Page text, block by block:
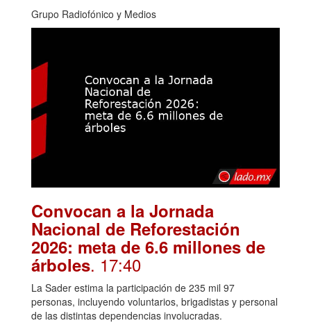
Grupo Radiofónico y Medios
Convocan a la Jornada
Nacional de Reforestación
2026: meta de 6.6 millones de
árboles. 17:40
La Sader estima la participación de 235 mil 97
personas, incluyendo voluntarios, brigadistas y personal
de las distintas dependencias involucradas.